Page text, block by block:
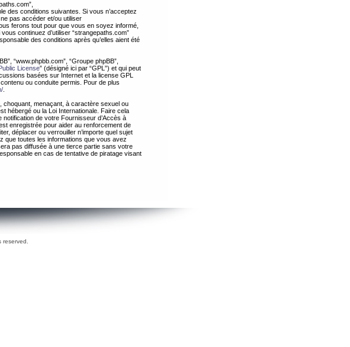
des conditions suivantes. Si vous n’acceptez
pas accéder et/ou utiliser
ferons tout pour que vous en soyez informé,
continuez d’utiliser “strangepaths.com”
des conditions après qu’elles aient été
“www.phpbb.com”, “Groupe phpBB”,
License” (désigné ici par “GPL”) et qui peut
basées sur Internet et la license GPL
ou conduite permis. Pour de plus
choquant, menaçant, à caractère sexuel ou
hébergé ou la Loi Internationale. Faire cela
de votre Fournisseur d’Accès à
enregistrée pour aider au renforcement de
déplacer ou verrouiller n’importe quel sujet
que toutes les informations que vous avez
pas diffusée à une tierce partie sans votre
en cas de tentative de piratage visant